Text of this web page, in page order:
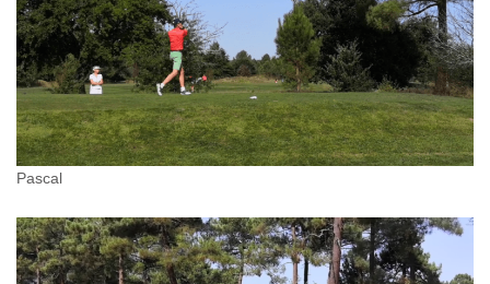
Pascal